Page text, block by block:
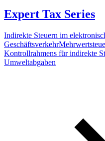
Expert Tax Series
Indirekte Steuern im
Geschäftsverkehr
Kontrollrahmens für indirekte
Umweltabgaben